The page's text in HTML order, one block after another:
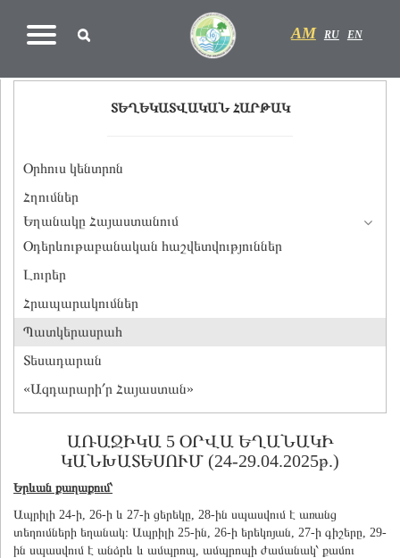
AM RU EN
ՏԵՂԵԿԱՏՎԱԿԱՆ ՀԱՐԹԱԿ
Օրհուս կենտրոն
Հղումներ
Եղանակը Հայաստանում
Օդերևութաբանական հաշվետվություններ
Լուրեր
Հրապարակումներ
Պատկերասրահ
Տեսադարան
«Ազդարարի՛ր Հայաստան»
ԱՌԱՋԻԿԱ 5 ՕՐՎԱ ԵՂԱՆԱԿԻ
ԿԱՆԽԱՏԵՍՈՒՄ (24-29.04.2025թ.)
Երևան քաղաքում՝
Ապրիլի 24-ի, 26-ի և 27-ի ցերեկը, 28-ին սպասվում է առանց
տեղումների եղանակ։ Ապրիլի 25-ին, 26-ի երեկոյան, 27-ի գիշերը, 29-
ին սպասվում է անձրև և ամպրոպ, ամպրոպի ժամանակ՝ քամու